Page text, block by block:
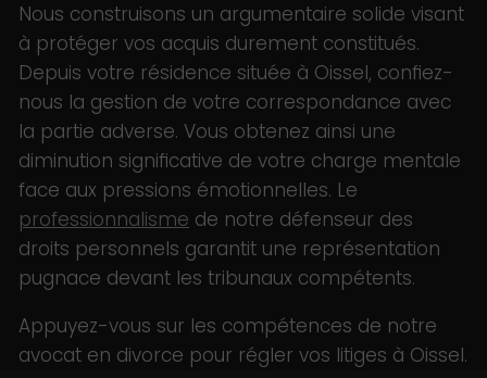
Nous construisons un argumentaire solide visant
à protéger vos acquis durement constitués.
Depuis votre résidence située à Oissel, confiez-
nous la gestion de votre correspondance avec
la partie adverse. Vous obtenez ainsi une
diminution significative de votre charge mentale
face aux pressions émotionnelles. Le
professionnalisme de notre défenseur des
droits personnels garantit une représentation
pugnace devant les tribunaux compétents.
Appuyez-vous sur les compétences de notre
avocat en divorce pour régler vos litiges à Oissel.